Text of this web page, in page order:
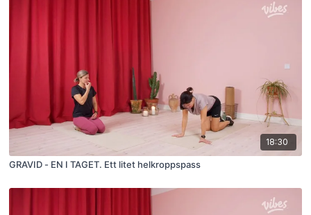
18:30
GRAVID - EN I TAGET. Ett litet helkroppspass